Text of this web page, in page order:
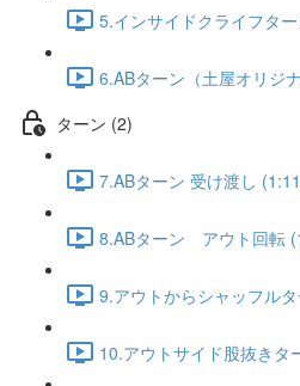
5.インサイドクライフタ
6.ABターン（土屋オリジ
ターン (2)
7.ABターン 受け渡し
8.ABターン アウト回転
9.アウトからシャッフル
10.アウトサイド股抜きタ